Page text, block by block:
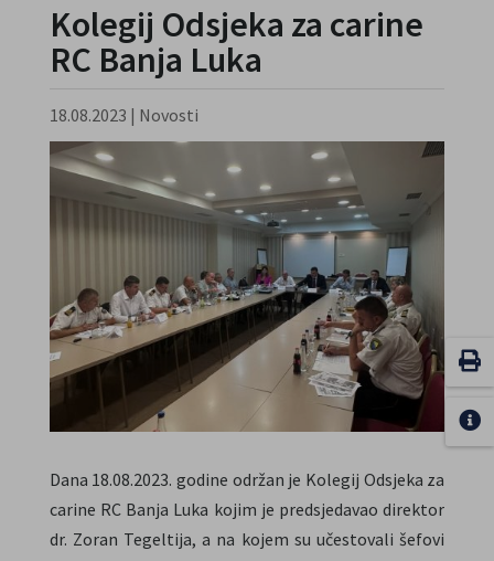
Kolegij Odsjeka za carine
RC Banja Luka
18.08.2023 | Novosti
Dana 18.08.2023. godine održan je Kolegij Odsjeka za
carine RC Banja Luka kojim je predsjedavao direktor
dr. Zoran Tegeltija, a na kojem su učestovali šefovi